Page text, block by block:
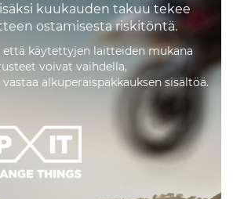
kuukauden takuu tekee
ostamisesta riskitöntä.
käytettyjen laitteiden mukana
voivat vaihdella,
alkuperäispakkauksen sisältöä.